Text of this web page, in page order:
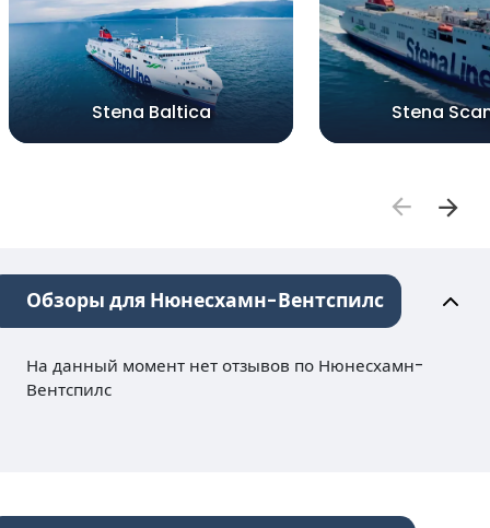
Stena Baltica Stena
Обзоры для Нюнесхамн-Вентспилс
На данный момент нет отзывов по Нюнесхамн-
Вентспилс